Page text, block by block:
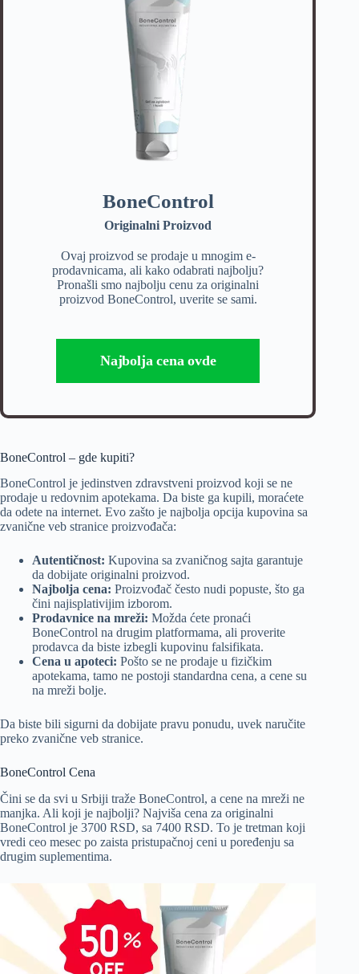
BoneControl
Originalni Proizvod
Ovaj proizvod se prodaje u mnogim e-
prodavnicama, ali kako odabrati najbolju?
Pronašli smo najbolju cenu za originalni
proizvod BoneControl, uverite se sami.
Najbolja cena ovde
BoneControl – gde kupiti?
BoneControl je jedinstven zdravstveni proizvod koji se ne
prodaje u redovnim apotekama. Da biste ga kupili, moraćete
da odete na internet. Evo zašto je najbolja opcija kupovina sa
zvanične veb stranice proizvođača:
Autentičnost: Kupovina sa zvaničnog sajta garantuje
da dobijate originalni proizvod.
Najbolja cena: Proizvođač često nudi popuste, što ga
čini najisplativijim izborom.
Prodavnice na mreži: Možda ćete pronaći
BoneControl na drugim platformama, ali proverite
prodavca da biste izbegli kupovinu falsifikata.
Cena u apoteci: Pošto se ne prodaje u fizičkim
apotekama, tamo ne postoji standardna cena, a cene su
na mreži bolje.
Da biste bili sigurni da dobijate pravu ponudu, uvek naručite
preko zvanične veb stranice.
BoneControl Cena
Čini se da svi u Srbiji traže BoneControl, a cene na mreži ne
manjka. Ali koji je najbolji? Najviša cena za originalni
BoneControl je 3700 RSD, sa 7400 RSD. To je tretman koji
vredi ceo mesec po zaista pristupačnoj ceni u poređenju sa
drugim suplementima.